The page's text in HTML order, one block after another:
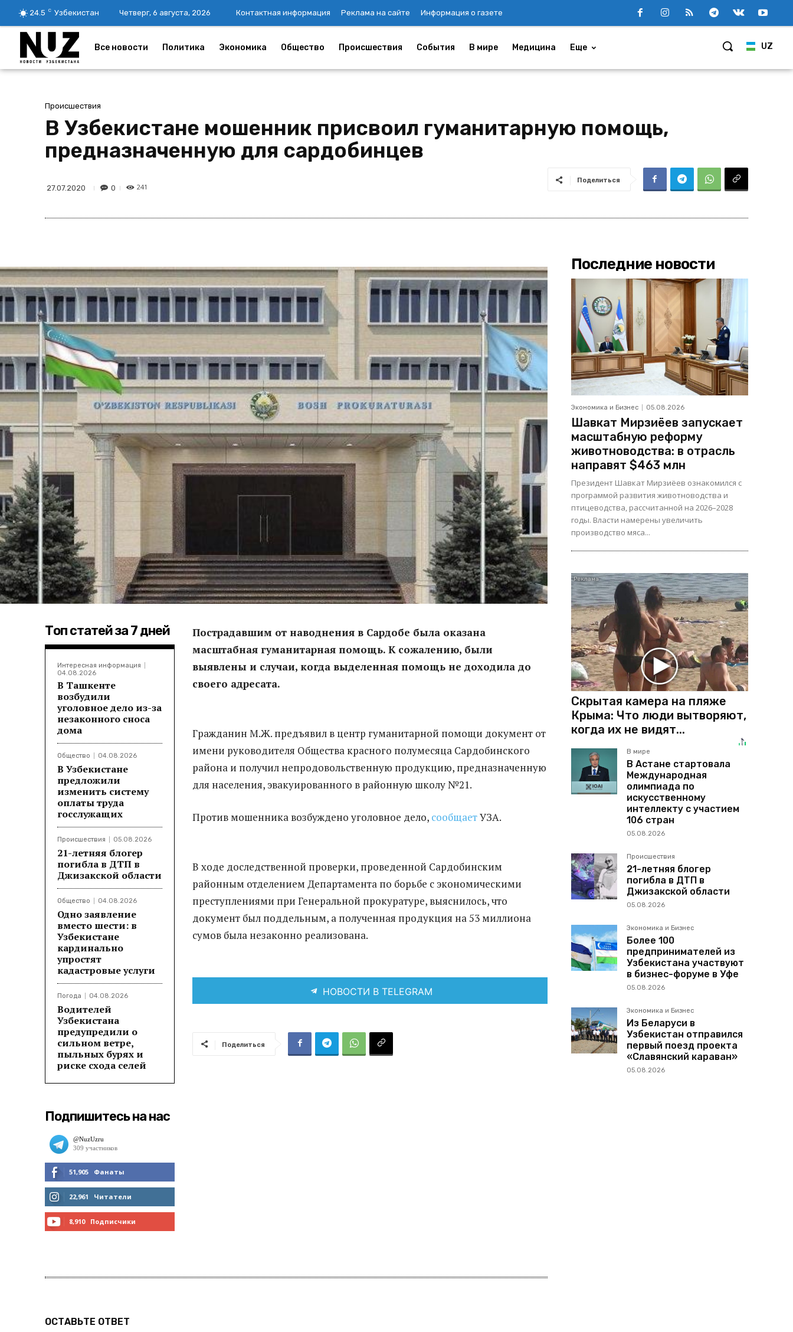
24.5 C Узбекистан Четверг, 6 августа, 2026 Контактная информация Реклама на сайте Информация о газете
UZ
Все новости Политика Экономика Общество Происшествия События В мире Медицина Еще
Происшествия
В Узбекистане мошенник присвоил гуманитарную помощь,
предназначенную для сардобинцев
27.07.2020 0 241
Поделиться
Топ статей за 7 дней
Интересная информация
04.08.2026
В Ташкенте
возбудили
уголовное дело из-за
незаконного сноса
дома
Общество 04.08.2026
В Узбекистане
предложили
изменить систему
оплаты труда
госслужащих
Происшествия 05.08.2026
21-летняя блогер
погибла в ДТП в
Джизакской области
Общество 04.08.2026
Одно заявление
вместо шести: в
Узбекистане
кардинально
упростят
кадастровые услуги
Погода 04.08.2026
Водителей
Узбекистана
предупредили о
сильном ветре,
пыльных бурях и
риске схода селей
Подпишитесь на нас
51,905 Фанаты
МНЕ НРАВИТСЯ
22,961 Читатели
8,910 Подписчики
Пострадавшим от наводнения в Сардобе была оказана
масштабная гуманитарная помощь. К сожалению, были
выявлены и случаи, когда выделенная помощь не доходила до
своего адресата.
Гражданин М.Ж. предъявил в центр гуманитарной помощи документ от
имени руководителя Общества красного полумесяца Сардобинского
района и получил непродовольственную продукцию, предназначенную
для населения, эвакуированного в районную школу №21.
Против мошенника возбуждено уголовное дело, сообщаетУЗА.
В ходе доследственной проверки, проведенной Сардобинским
районным отделением Департамента по борьбе с экономическими
преступлениями при Генеральной прокуратуре, выяснилось, что
документ был поддельным, а полученная продукция на 53 миллиона
сумов была незаконно реализована.
НОВОСТИ В TELEGRAM
Поделиться
ОСТАВЬТЕ ОТВЕТ
Последние новости
Экономика и Бизнес 05.08.2026
Шавкат Мирзиёев запускает
масштабную реформу
животноводства: в отрасль
направят $463 млн
Президент Шавкат Мирзиёев ознакомился с
программой развития животноводства и
птицеводства, рассчитанной на 2026–2028
годы. Власти намерены увеличить
производство мяса...
Скрытая камера на пляже
Крыма: Что люди вытворяют,
когда их не видят...
В мире
В Астане стартовала
Международная
олимпиада по
искусственному
интеллекту с участием
106 стран
05.08.2026
Происшествия
21-летняя блогер
погибла в ДТП в
Джизакской области
05.08.2026
Экономика и Бизнес
Более 100
предпринимателей из
Узбекистана участвуют
в бизнес-форуме в Уфе
05.08.2026
Экономика и Бизнес
Из Беларуси в
Узбекистан отправился
первый поезд проекта
«Славянский караван»
05.08.2026